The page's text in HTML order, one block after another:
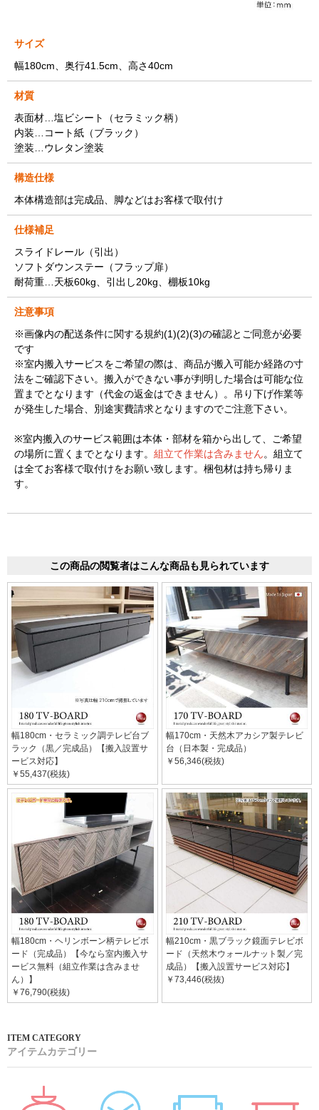
サイズ
幅180cm、奥行41.5cm、高さ40cm
材質
表面材…塩ビシート（セラミック柄）
内装…コート紙（ブラック）
塗装…ウレタン塗装
構造仕様
本体構造部は完成品、脚などはお客様で取付け
仕様補足
スライドレール（引出）
ソフトダウンステー（フラップ扉）
耐荷重…天板60kg、引出し20kg、棚板10kg
注意事項
※画像内の配送条件に関する規約(1)(2)(3)の確認とご同意が必要
です
※室内搬入サービスをご希望の際は、商品が搬入可能か経路の寸
法をご確認下さい。搬入ができない事が判明した場合は可能な位
置までとなります（代金の返金はできません）。吊り下げ作業等
が発生した場合、別途実費請求となりますのでご注意下さい。
※室内搬入のサービス範囲は本体・部材を箱から出して、ご希望
の場所に置くまでとなります。 組立て作業は含みません。組立て
は全てお客様で取付けをお願い致します。梱包材は持ち帰りま
す。
この商品の閲覧者はこんな商品も見られています
幅180cm・セラミック調テレビ台ブ
ラック（黒／完成品）【搬入設置サ
ービス対応】
￥55,437(税抜)
幅170cm・天然木アカシア製テレビ
台（日本製・完成品）
￥56,346(税抜)
幅180cm・ヘリンボーン柄テレビボ
ード（完成品）【今なら室内搬入サ
ービス無料（組立作業は含みませ
ん）】
￥76,790(税抜)
幅210cm・黒ブラック鏡面テレビボ
ード（天然木ウォールナット製／完
成品）【搬入設置サービス対応】
￥73,446(税抜)
アイテムカテゴリー